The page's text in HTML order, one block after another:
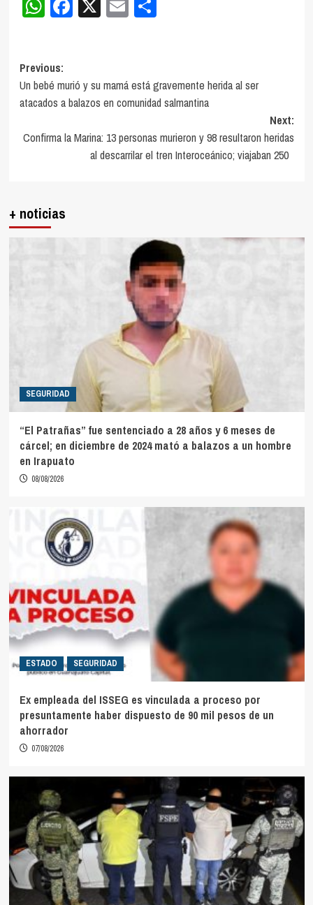
WhatsApp
Facebook
X Email
Post
navigation
Previous:
Un bebé murió y su mamá está gravemente herida al ser
atacados a balazos en comunidad salmantina
Next:
Confirma la Marina: 13 personas murieron y 98 resultaron heridas
al descarrilar el tren Interoceánico; viajaban 250
+ noticias
SEGURIDAD
“El Patrañas” fue sentenciado a 28 años y 6 meses de
cárcel; en diciembre de 2024 mató a balazos a un hombre
en Irapuato
08/08/2026
ESTADO SEGURIDAD
Ex empleada del ISSEG es vinculada a proceso por
presuntamente haber dispuesto de 90 mil pesos de un
ahorrador
07/08/2026